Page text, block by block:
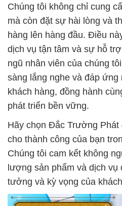
Chúng tôi không chỉ cung
mà còn đặt sự hài lòng và
hàng lên hàng đầu. Điều
dịch vụ tận tâm và sự hỗ
ngũ nhân viên của chúng
sàng lắng nghe và đáp ứng
khách hàng, đồng hành
phát triển bền vững.
Hãy chọn Đắc Trường
cho thành công của bạn
Chúng tôi cam kết không
lượng sản phẩm và dịch
tưởng và kỳ vọng của